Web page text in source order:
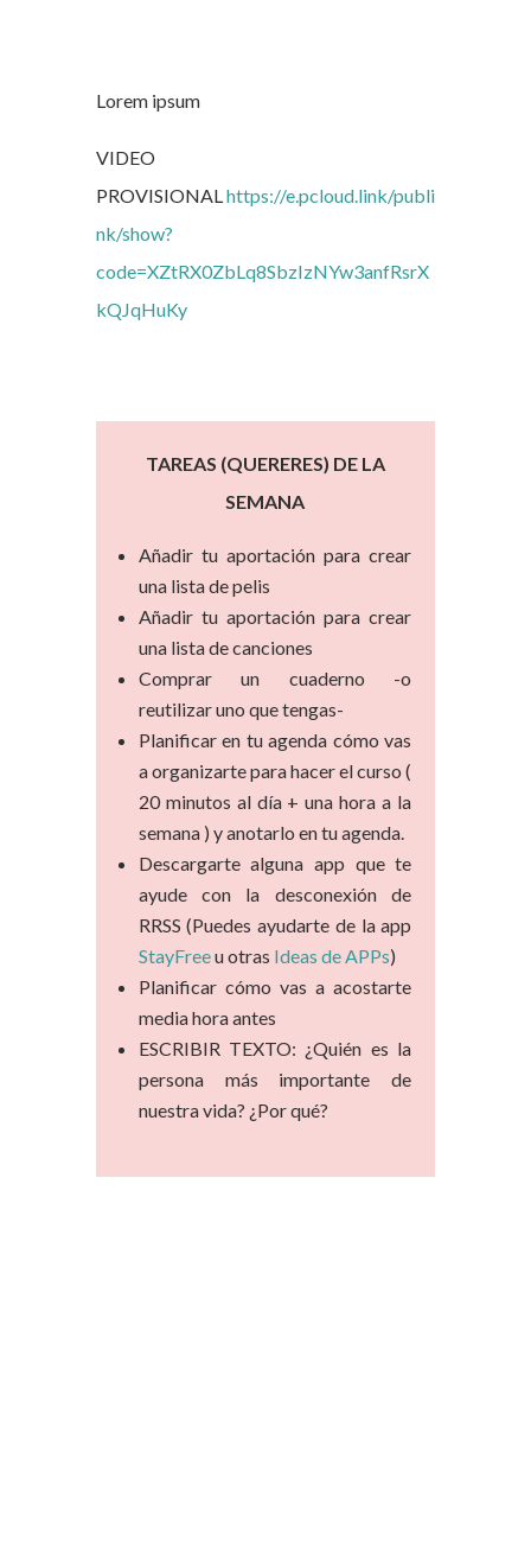
Lorem ipsum
VIDEO
PROVISIONALhttps://e.pcloud.link/publi
nk/show?
code=XZtRX0ZbLq8SbzIzNYw3anfRsrX
kQJqHuKy
TAREAS (QUERERES) DE LA
SEMANA
Añadir tu aportación para crear
una lista de pelis
Añadir tu aportación para crear
una lista de canciones
Comprar un cuaderno -o
reutilizar uno que tengas-
Planificar en tu agenda cómo vas
a organizartepara hacer el curso (
20 minutos al día + una hora a la
semana ) y anotarlo en tu agenda.
Descargarte alguna app que te
ayude con la desconexión de
RRSS (Puedes ayudarte de la app
StayFreeu otras Ideas de APPs)
Planificar cómo vas a acostarte
media hora antes
ESCRIBIR TEXTO: ¿Quién es la
persona más importante de
nuestra vida? ¿Por qué?